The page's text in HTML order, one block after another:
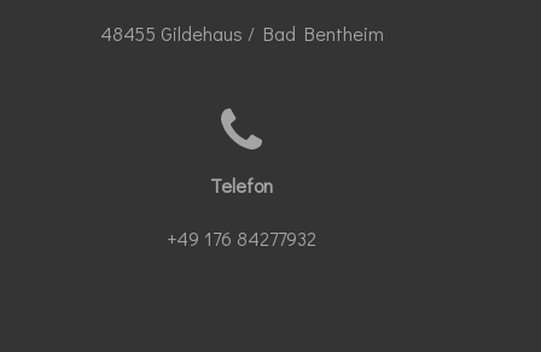
48455 Gildehaus / Bad Bentheim
Telefon
+49 176 84277932